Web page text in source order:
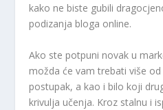
kako ne biste gubili
podizanja bloga online.
Ako ste potpuni novak u
možda će vam trebati više
postupak, a kao i bilo koji
krivulja učenja. Kroz stalnu i